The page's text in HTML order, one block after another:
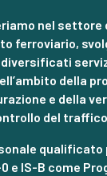
nel settore
ferroviario,
della
e della
del
qualificato
e IS-B come